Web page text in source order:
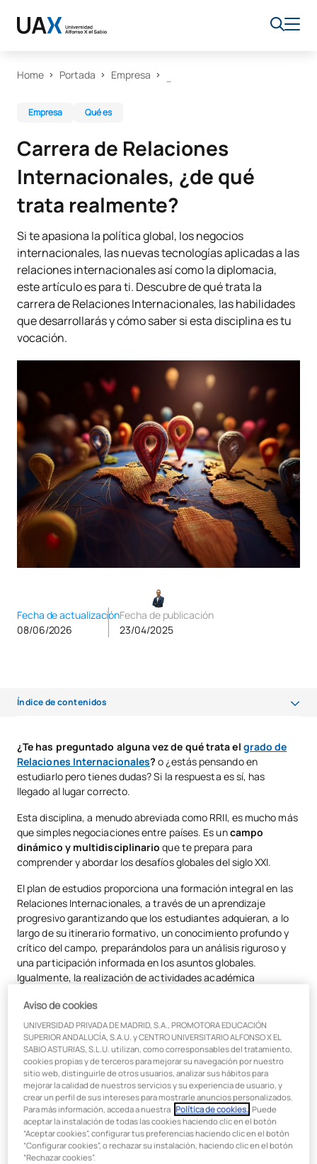
Home Portada Empresa
Empresa Qué es
Carrera de Relaciones
Internacionales, ¿de qué
trata realmente?
Si te apasiona la política global, los negocios
internacionales, las nuevas tecnologías aplicadas a las
relaciones internacionales así como la diplomacia,
este artículo es para ti. Descubre de qué trata la
carrera de Relaciones Internacionales, las habilidades
que desarrollarás y cómo saber si esta disciplina es tu
vocación.
Fecha de actualización
08/06/2026
Fecha de publicación
23/04/2025
Índice de contenidos
Áreas de estudio clave
Política internacional
Negocios Internacionales
Derecho internacional
Relaciones internacionales
Nuevas Tecnologías
¿Cómo saber si la carrera de Relaciones Internacionales es para tí?
Estudia Relaciones Internacionales en UAX
¿Te has preguntado alguna vez de qué trata el grado de
Relaciones Internacionales?o ¿estás pensando en
estudiarlo pero tienes dudas? Si la respuesta es sí, has
llegado al lugar correcto.
Esta disciplina, a menudo abreviada como RRII, es mucho más
que simples negociaciones entre países. Es uncampo
dinámico y multidisciplinarioque te prepara para
comprender y abordar los desafíos globales del siglo XXI.
El plan de estudios proporciona una formación integral en las
Relaciones Internacionales, a través de un aprendizaje
progresivo garantizando que los estudiantes adquieran, a lo
largo de su itinerario formativo, un conocimiento profundo y
crítico del campo, preparándolos para un análisis riguroso y
una participación informada en los asuntos globales.
Igualmente, la realización de actividades académica
workshops, viajes culturales y participación en competiciones
internacionales, contribuyen a enriquecer la experiencia
educativa brindando oportunidades adicionales para explorar
temas específicos, interactuar con expertos en materia, así
como para aplicar los conocimientos teóricos en contextos
prácticos. Todo ello, no solo fortalece las habilidades de
investigación y comunicación, sino que también fomenta el
desarrollo de las soft skills más demandadas por el actual
mercado laboral, especialmente importantes en contextos
internacionales. Se promueve, por tanto, un compromiso
activo con los desafíos y debates actuales en el ámbito
Aviso de cookies
UNIVERSIDAD PRIVADA DE MADRID, S.A., PROMOTORA EDUCACIÓN
SUPERIOR ANDALUCÍA, S.A.U. y CENTRO UNIVERSITARIO ALFONSO X EL
SABIO ASTURIAS, S.L.U. utilizan, como corresponsables del tratamiento,
cookies propias y de terceros para mejorar su navegación por nuestro
sitio web, distinguirle de otros usuarios, analizar sus hábitos para
mejorar la calidad de nuestros servicios y su experiencia de usuario, y
crear un perfil de sus intereses para mostrarle anuncios personalizados.
Para más información, acceda a nuestra Política de cookies. . Puede
aceptar la instalación de todas las cookies haciendo clic en el botón
“Aceptar cookies”, configurar tus preferencias haciendo clic en el botón
“Configurar cookies”, o rechazar su instalación, haciendo clic en el botón
“Rechazar cookies”.